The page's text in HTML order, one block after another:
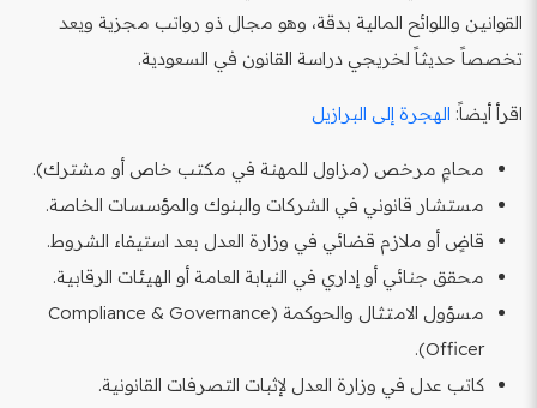
القوانين واللوائح المالية بدقة، وهو مجال ذو رواتب مجزية ويعد
تخصصاً حديثاً لخريجي دراسة القانون في السعودية.
اقرأ أيضاً: الهجرة إلى البرازيل
محامٍ مرخص (مزاول للمهنة في مكتب خاص أو مشترك).
مستشار قانوني في الشركات والبنوك والمؤسسات الخاصة.
قاضٍ أو ملازم قضائي في وزارة العدل بعد استيفاء الشروط.
محقق جنائي أو إداري في النيابة العامة أو الهيئات الرقابية.
مسؤول الامتثال والحوكمة (Compliance & Governance
Officer).
كاتب عدل في وزارة العدل لإثبات التصرفات القانونية.